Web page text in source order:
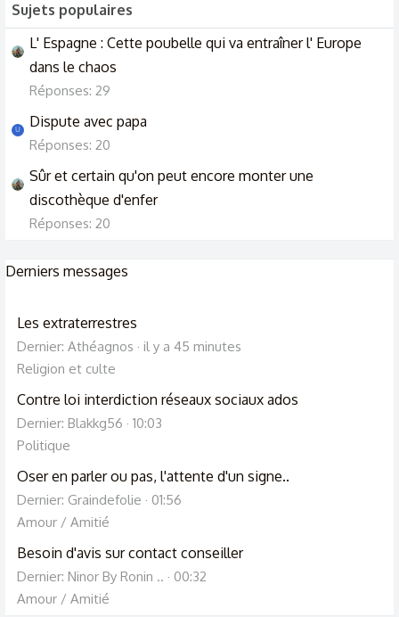
Sujets populaires
L' Espagne : Cette poubelle qui va entraîner l' Europe
dans le chaos
Réponses: 29
U Dispute avec papa
Réponses: 20
Sûr et certain qu'on peut encore monter une
discothèque d'enfer
Réponses: 20
Derniers messages
Les extraterrestres
Dernier: Athéagnos
il y a 45 minutes
Religion et culte
Contre loi interdiction réseaux sociaux ados
Dernier: Blakkg56
10:03
Politique
Oser en parler ou pas, l'attente d'un signe..
Dernier: Graindefolie
01:56
Amour / Amitié
Besoin d'avis sur contact conseiller
Dernier: Ninor By Ronin ..
00:32
Amour / Amitié